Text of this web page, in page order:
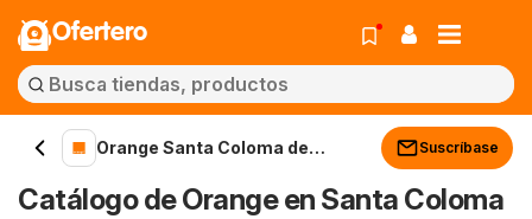
Ofertero
Orange Santa Coloma de
Suscríbase
Catálogo de Orange en Santa Coloma